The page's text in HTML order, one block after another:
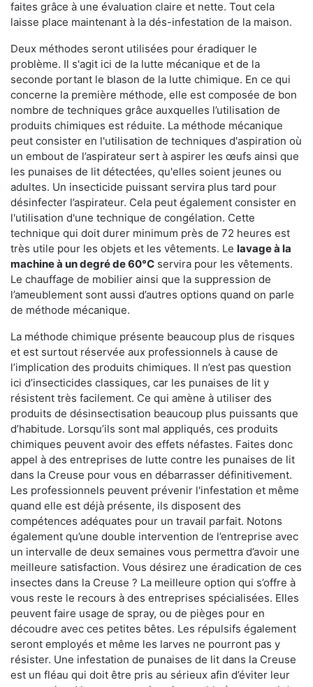
faites grâce à une évaluation claire et nette. Tout cela
laisse place maintenant à la dés-infestation de la maison.
Deux méthodes seront utilisées pour éradiquer le
problème. Il s'agit ici de la lutte mécanique et de la
seconde portant le blason de la lutte chimique. En ce qui
concerne la première méthode, elle est composée de bon
nombre de techniques grâce auxquelles l’utilisation de
produits chimiques est réduite. La méthode mécanique
peut consister en l'utilisation de techniques d'aspiration où
un embout de l’aspirateur sert à aspirer les œufs ainsi que
les punaises de lit détectées, qu'elles soient jeunes ou
adultes. Un insecticide puissant servira plus tard pour
désinfecter l’aspirateur. Cela peut également consister en
l'utilisation d'une technique de congélation. Cette
technique qui doit durer minimum près de 72 heures est
très utile pour les objets et les vêtements. Le lavage à la
machine à un degré de 60°C servira pour les vêtements.
Le chauffage de mobilier ainsi que la suppression de
l’ameublement sont aussi d’autres options quand on parle
de méthode mécanique.
La méthode chimique présente beaucoup plus de risques
et est surtout réservée aux professionnels à cause de
l’implication des produits chimiques. Il n’est pas question
ici d’insecticides classiques, car les punaises de lit y
résistent très facilement. Ce qui amène à utiliser des
produits de désinsectisation beaucoup plus puissants que
d’habitude. Lorsqu’ils sont mal appliqués, ces produits
chimiques peuvent avoir des effets néfastes. Faites donc
appel à des entreprises de lutte contre les punaises de lit
dans la Creuse pour vous en débarrasser définitivement.
Les professionnels peuvent prévenir l'infestation et même
quand elle est déjà présente, ils disposent des
compétences adéquates pour un travail parfait. Notons
également qu’une double intervention de l’entreprise avec
un intervalle de deux semaines vous permettra d’avoir une
meilleure satisfaction. Vous désirez une éradication de ces
insectes dans la Creuse ? La meilleure option qui s’offre à
vous reste le recours à des entreprises spécialisées. Elles
peuvent faire usage de spray, ou de pièges pour en
découdre avec ces petites bêtes. Les répulsifs également
seront employés et même les larves ne pourront pas y
résister. Une infestation de punaises de lit dans la Creuse
est un fléau qui doit être pris au sérieux afin d’éviter leur